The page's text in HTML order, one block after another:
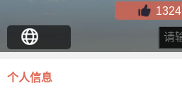
1324
个人信息